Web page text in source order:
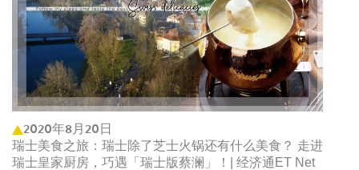
2020年8月20日
瑞士美食之旅：瑞士除了芝士火锅还有什么美食？ 走进
瑞士皇家厨房，巧遇「瑞士版蔡澜」！| 经济通ET Net